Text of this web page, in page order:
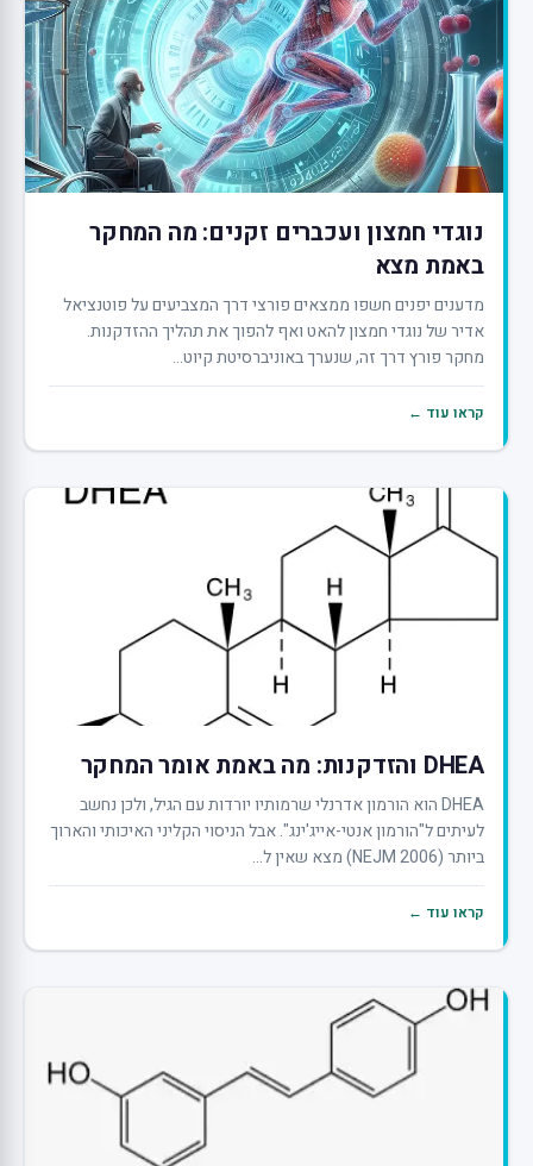
נוגדי חמצון ועכברים זקנים: מה המחקר
באמת מצא
מדענים יפנים חשפו ממצאים פורצי דרך המצביעים על פוטנציאל
אדיר של נוגדי חמצון להאט ואף להפוך את תהליך ההזדקנות.
מחקר פורץ דרך זה, שנערך באוניברסיטת קיוט...
קראו עוד ←
DHEA והזדקנות: מה באמת אומר המחקר
DHEA הוא הורמון אדרנלי שרמותיו יורדות עם הגיל, ולכן נחשב
לעיתים ל"הורמון אנטי-אייג'ינג". אבל הניסוי הקליני האיכותי והארוך
ביותר (NEJM 2006) מצא שאין ל...
קראו עוד ←